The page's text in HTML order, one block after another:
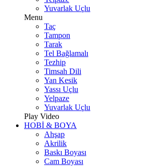
Yuvarlak Uçlu
Menu
Taç
Tampon
Tarak
Tel Bağlamalı
Tezhip
Timsah Dili
Yan Kesik
Yassı Uçlu
Yelpaze
Yuvarlak Uçlu
Play Video
HOBİ & BOYA
Ahşap
Akrilik
Baskı Boyası
Cam Boyası